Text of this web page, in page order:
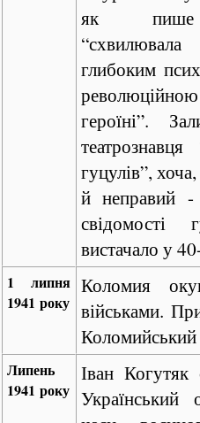
як пише
глибоким
героїні”.
гуцулів”,
й неправий -
вистачало у
1 липня
1941 року
Коломия
військами.
Коломийський
Липень
1941 року
Іван